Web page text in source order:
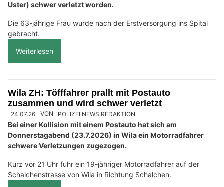
Uster) schwer verletzt worden.
Die 63-jährige Frau wurde nach der Erstversorgung ins Spital
gebracht.
Weiterlesen
Wila ZH: Töfffahrer prallt mit Postauto
zusammen und wird schwer verletzt
24.07.26 VON POLIZEI.NEWS REDAKTION
Bei einer Kollision mit einem Postauto hat sich am
Donnerstagabend (23.7.2026) in Wila ein Motorradfahrer
schwere Verletzungen zugezogen.
Kurz vor 21 Uhr fuhr ein 19-jähriger Motorradfahrer auf der
Schalchenstrasse von Wila in Richtung Schalchen.